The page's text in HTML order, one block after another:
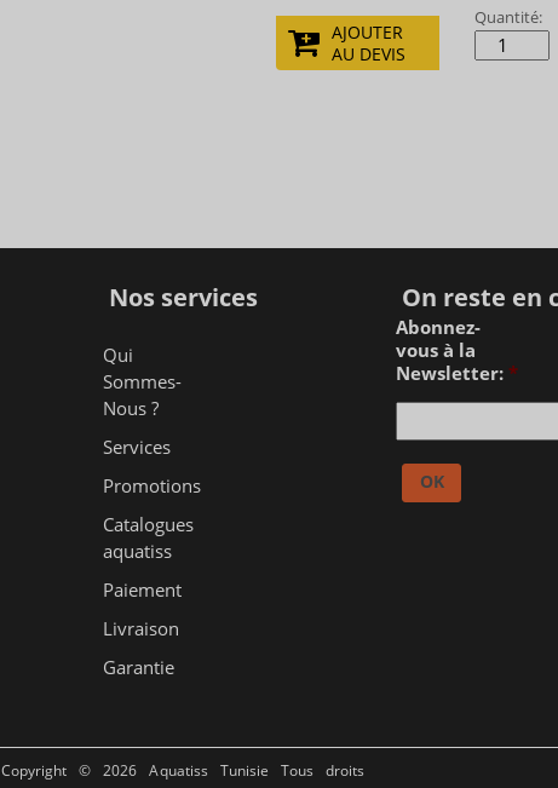
Quantité:
AJOUTER
AU DEVIS
Nos services
Qui
Sommes-
Nous ?
Services
Promotions
Catalogues
aquatiss
Paiement
Livraison
Garantie
On reste en
Abonnez-
vous à la
Newsletter: *
Copyright © 2026 Aquatiss Tunisie Tous droits